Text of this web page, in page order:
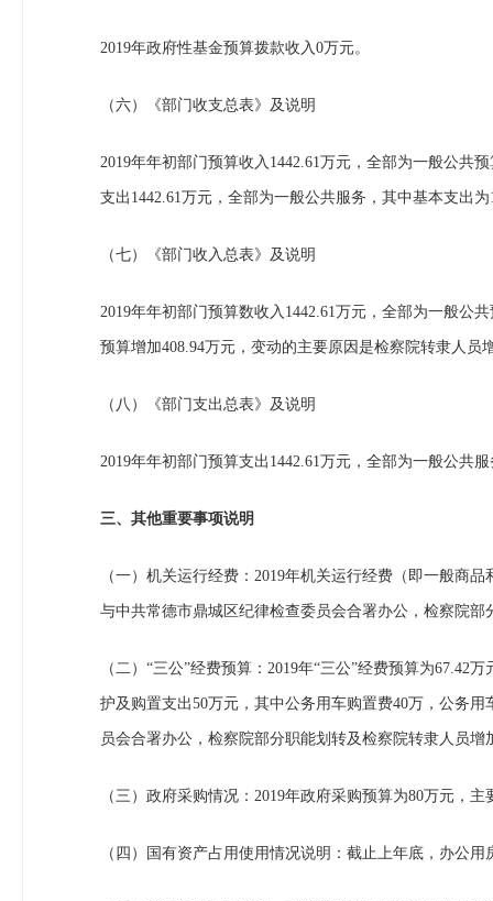
2019年政府性基金预算拨款收入0万元。
（六）《部门收支总表》及说明
2019年年初部门预算收入1442.61万元，全部为一般公共
支出1442.61万元，全部为一般公共服务，其中基本支出
（七）《部门收入总表》及说明
2019年年初部门预算数收入1442.61万元，全部为一般公
预算增加408.94万元，变动的主要原因是检察院转隶人员
（八）《部门支出总表》及说明
2019年年初部门预算支出1442.61万元，全部为一般公共
三、其他重要事项说明
（一）机关运行经费：2019年机关运行经费（即一般商
与中共常德市鼎城区纪律检查委员会合署办公，检察院
（二）“三公”经费预算：2019年“三公”经费预算为
护及购置支出50万元，其中公务用车购置费40万，公务
员会合署办公，检察院部分职能划转及检察院转隶人员增
（三）政府采购情况：2019年政府采购预算为80万元，
（四）国有资产占用使用情况说明：截止上年底，办公